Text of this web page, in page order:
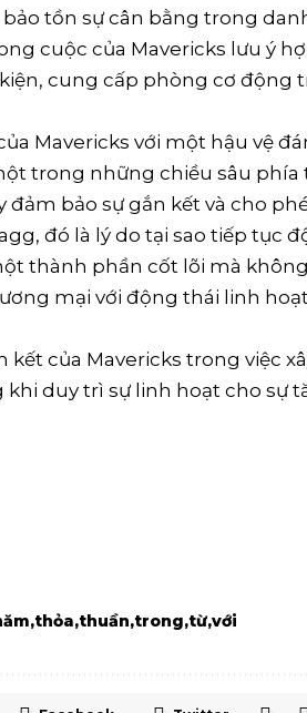
tồn sự cân bằng trong
cuộc của Mavericks lưu ý
cung cấp phòng cơ động
Mavericks với một hậu vệ
trong những chiều sâu
đảm bảo sự gắn kết và cho
đó là lý do tại sao tiếp tục
thành phần cốt lõi mà
mại với động thái linh
kết của Mavericks trong việc
duy trì sự linh hoạt cho sự
thỏa thuần trong từ với